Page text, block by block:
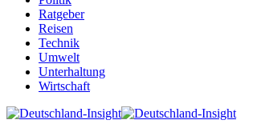
Ratgeber
Reisen
Technik
Umwelt
Unterhaltung
Wirtschaft